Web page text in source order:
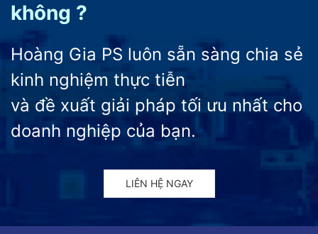
không ?
Hoàng Gia PS luôn sẵn sàng chia sẻ
kinh nghiệm thực tiễn
và đề xuất giải pháp tối ưu nhất cho
doanh nghiệp của bạn.
LIÊN HỆ NGAY